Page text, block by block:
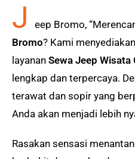
J eep Bromo,
Bromo? Kami
layanan Sewa Jeep Wisata
lengkap dan terpercaya.
terawat dan sopir yang
Anda akan menjadi lebih
Rasakan sensasi